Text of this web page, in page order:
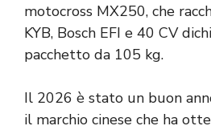
motocross MX250, che
KYB, Bosch EFI e 40 CV
pacchetto da 105 kg.
Il 2026 è stato un buon
il marchio cinese che ha